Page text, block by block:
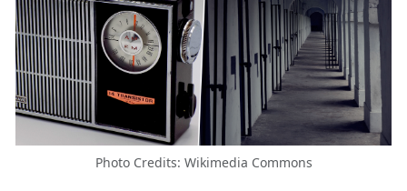
Photo Credits: Wikimedia Commons